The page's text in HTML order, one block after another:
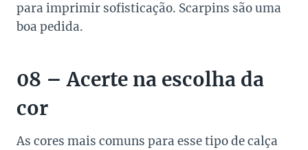
para imprimir sofisticação. Scarpins são uma
boa pedida.
08 – Acerte na escolha da
cor
As cores mais comuns para esse tipo de calça